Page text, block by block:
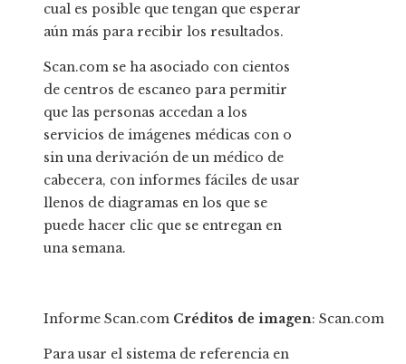
cual es posible que tengan que esperar
aún más para recibir los resultados.
Scan.com se ha asociado con cientos
de centros de escaneo para permitir
que las personas accedan a los
servicios de imágenes médicas con o
sin una derivación de un médico de
cabecera, con informes fáciles de usar
llenos de diagramas en los que se
puede hacer clic que se entregan en
una semana.
Informe Scan.com Créditos de imagen: Scan.com
Para usar el sistema de referencia en